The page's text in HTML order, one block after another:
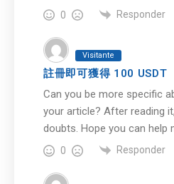
0 Responder
Visitante
註冊即可獲得 100 USDT
Can you be more specific
your article? After reading
doubts. Hope you can help
0 Responder